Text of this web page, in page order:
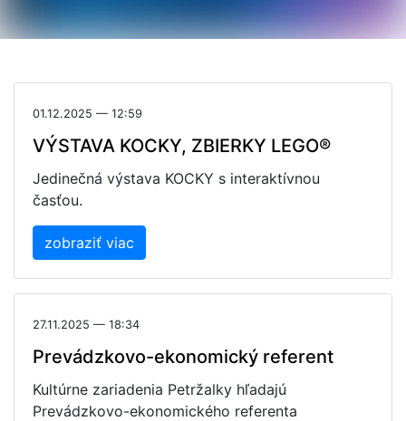
01.12.2025 — 12:59
VÝSTAVA KOCKY, ZBIERKY LEGO®
Jedinečná výstava KOCKY s interaktívnou
časťou.
zobraziť viac
27.11.2025 — 18:34
Prevádzkovo-ekonomický referent
Kultúrne zariadenia Petržalky hľadajú
Prevádzkovo-ekonomického referenta